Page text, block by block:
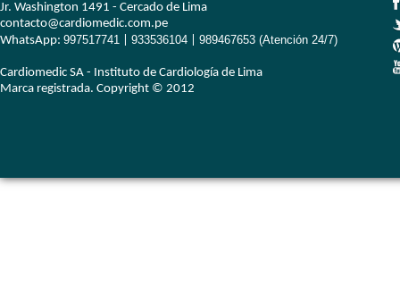
Jr. Washington 1491 - Cercado de Lima
contacto@cardiomedic.com.pe
WhatsApp: 997517741 933536104 989467653 (Atención 24/7)
Cardiomedic SA - Instituto de Cardiología de Lima
Marca registrada. Copyright © 2012